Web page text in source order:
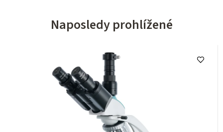
Naposledy prohlížené